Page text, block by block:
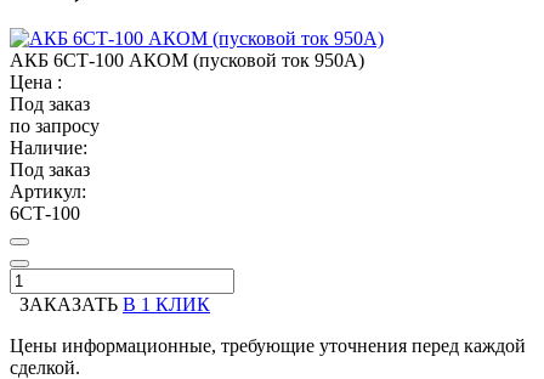
АКБ 6СТ-100 АКОМ (пусковой ток 950А)
Цена :
Под заказ
по запросу
Наличие:
Под заказ
Артикул:
6СТ-100
ЗАКАЗАТЬ В 1 КЛИК
Цены информационные, требующие уточнения перед каждой
сделкой.